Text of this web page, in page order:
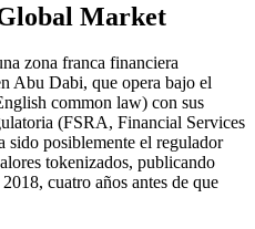
Market
zona franca financiera
Abu Dabi, que opera bajo el
common law) con sus
(FSRA, Financial Services
posiblemente el regulador
tokenizados, publicando
2018, cuatro años antes de que